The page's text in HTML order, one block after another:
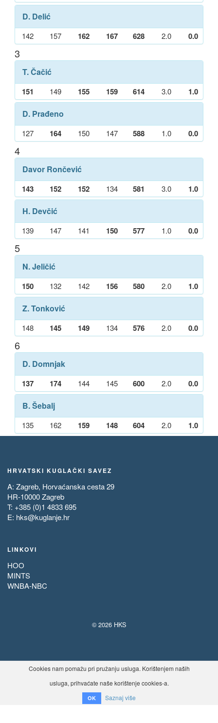
D. Delić
142 157 162 167 628 2.0 0.0
3
T. Čačić
151 149 155 159 614 3.0 1.0
D. Prađeno
127 164 150 147 588 1.0 0.0
4
Davor Rončević
143 152 152 134 581 3.0 1.0
H. Devčić
139 147 141 150 577 1.0 0.0
5
N. Jeličić
150 132 142 156 580 2.0 1.0
Z. Tonković
148 145 149 134 576 2.0 0.0
6
D. Domnjak
137 174 144 145 600 2.0 0.0
B. Šebalj
135 162 159 148 604 2.0 1.0
HRVATSKI KUGLAČKI SAVEZ
A: Zagreb, Horvaćanska cesta 29
HR-10000 Zagreb
T: +385 (0)1 4833 695
E: hks@kuglanje.hr
LINKOVI
HOO
MINTS
WNBA-NBC
© 2026 HKS
Cookies nam pomažu pri pružanju usluga. Korištenjem naših
usluga, prihvaćate naše korištenje cookies-a.
OK Saznaj više